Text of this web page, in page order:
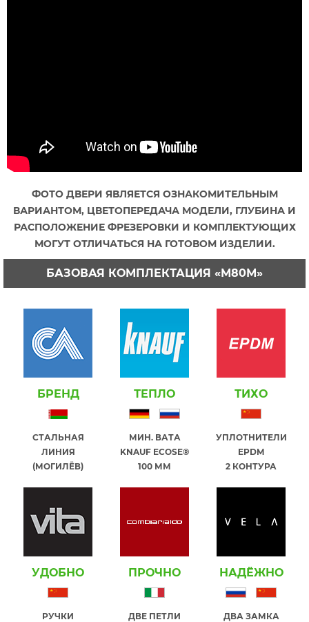
ФОТО ДВЕРИ ЯВЛЯЕТСЯ ОЗНАКОМИТЕЛЬНЫМ
ВАРИАНТОМ, ЦВЕТОПЕРЕДАЧА МОДЕЛИ, ГЛУБИНА И
РАСПОЛОЖЕНИЕ ФРЕЗЕРОВКИ И КОМПЛЕКТУЮЩИХ
МОГУТ ОТЛИЧАТЬСЯ НА ГОТОВОМ ИЗДЕЛИИ.
БАЗОВАЯ КОМПЛЕКТАЦИЯ «М80М»
БРЕНД
СТАЛЬНАЯ
ЛИНИЯ
(МОГИЛЁВ)
ТЕПЛО
МИН. ВАТА
KNAUF ECOSE®
100 ММ
ТИХО
УПЛОТНИТЕЛИ
EPDM
2 КОНТУРА
УДОБНО
РУЧКИ
ПРОЧНО
ДВЕ ПЕТЛИ
НАДЁЖНО
ДВА ЗАМКА